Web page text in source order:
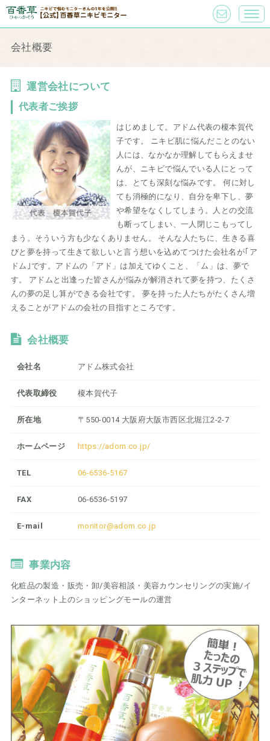
会社概要
運営会社について
代表者ご挨拶
はじめまして。アドム代表の榎本賀代
子です。 ニキビ肌に悩んだことのない
人には、なかなか理解してもらえませ
んが、ニキビで悩んでいる人にとって
は、とても深刻な悩みです。 何に対し
ても消極的になり、自分を卑下し、夢
や希望をなくしてしまう。人との交流
も断ってしまい、一人閉じこもってし
まう。そういう方も少なくありません。 そんな人たちに、生きる喜
びと夢を持って生きて欲しいと言う想いを込めてつけた会社名が｢ア
ドム｣です。アドムの「アド」は加えてゆくこと、「ム」は、夢で
す。 アドムと出逢った皆さんが悩みが解消されて夢を持つ、たくさ
んの夢の足し算ができる会社です。 夢を持った人たちがたくさん増
えることがアドムの会社の目指すところです。
会社概要
会社名 アドム株式会社
代表取締役 榎本賀代子
所在地 〒550-0014 大阪府大阪市西区北堀江2-2-7
ホームページ https://adom.co.jp/
TEL 06-6536-5167
FAX 06-6536-5197
E-mail monitor@adom.co.jp
事業内容
化粧品の製造・販売・卸/美容相談・美容カウンセリングの実施/イ
ンターネット上のショッピングモールの運営